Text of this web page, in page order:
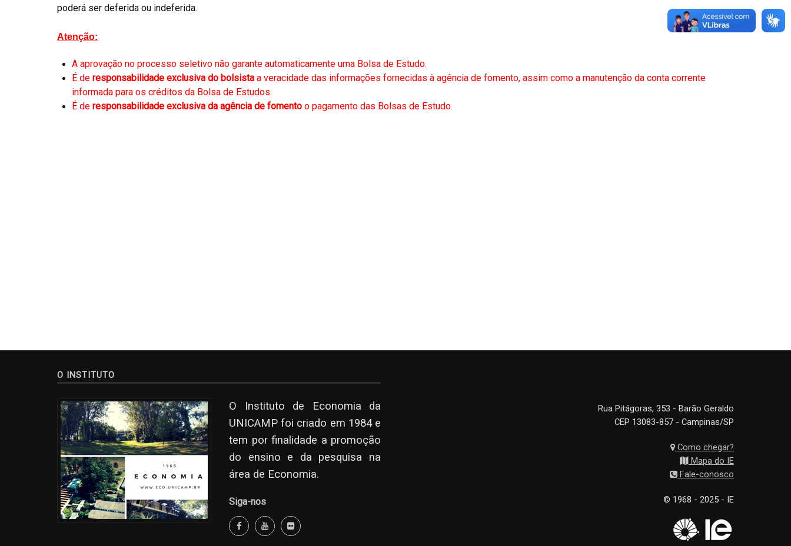
poderá ser deferida ou indeferida.
Atenção:
A aprovação no processo seletivo não garante automaticamente uma Bolsa de Estudo.
É de responsabilidade exclusiva do bolsista a veracidade das informações fornecidas à agência de fomento, assim como a manutenção da conta corrente
informada para os créditos da Bolsa de Estudos.
É de responsabilidade exclusiva da agência de fomento o pagamento das Bolsas de Estudo.
O INSTITUTO
O Instituto de Economia da
UNICAMP foi criado em 1984 e
tem por finalidade a promoção
do ensino e da pesquisa na
área de Economia.
Siga-nos
Rua Pitágoras, 353 - Barão Geraldo
CEP 13083-857 - Campinas/SP
Como chegar?
Mapa do IE
Fale-conosco
© 1968 - 2025 - IE